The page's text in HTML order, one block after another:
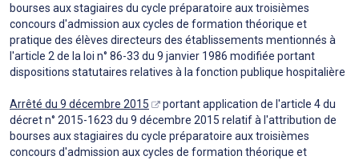
bourses aux stagiaires du cycle préparatoire aux troisièmes
concours d'admission aux cycles de formation théorique et
pratique des élèves directeurs des établissements mentionnés à
l'article 2 de la loi n° 86-33 du 9 janvier 1986 modifiée portant
dispositions statutaires relatives à la fonction publique hospitalière
Arrêté du 9 décembre 2015
portant application de l'article 4 du
décret n° 2015-1623 du 9 décembre 2015 relatif à l'attribution de
bourses aux stagiaires du cycle préparatoire aux troisièmes
concours d'admission aux cycles de formation théorique et